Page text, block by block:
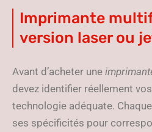
Imprimante
version laser ou
Avant d’acheter une
devez identifier réellement
technologie adéquate. Chaque
ses spécificités pour